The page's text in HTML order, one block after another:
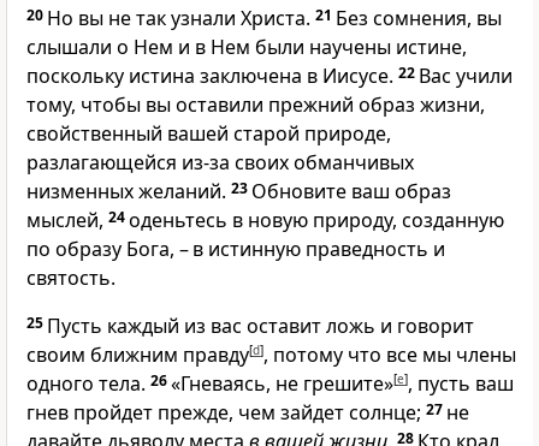
20 Но вы не так узнали Христа. 21 Без сомнения, вы
слышали о Нем и в Нем были научены истине,
поскольку истина заключена в Иисусе. 22 Вас учили
тому, чтобы вы оставили прежний образ жизни,
свойственный вашей старой природе,
разлагающейся из-за своих обманчивых
низменных желаний. 23 Обновите ваш образ
мыслей, 24оденьтесь в новую природу, созданную
по образу Бога, – в истинную праведность и
святость.
25 Пусть каждый из вас оставит ложь и говорит
своим ближним правду[d], потому что все мы члены
одного тела. 26«Гневаясь, не грешите»[e], пусть ваш
гнев пройдет прежде, чем зайдет солнце; 27 не
28